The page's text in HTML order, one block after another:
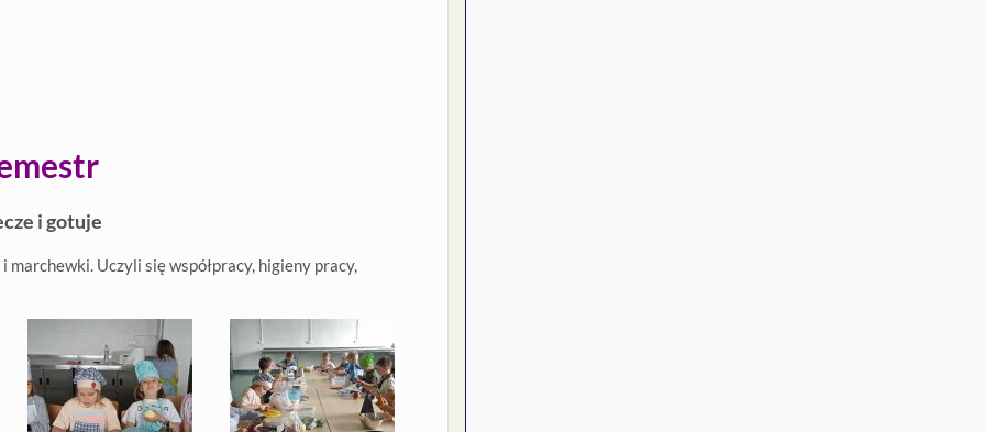
i gotuje
Uczyli się współpracy, higieny pracy,